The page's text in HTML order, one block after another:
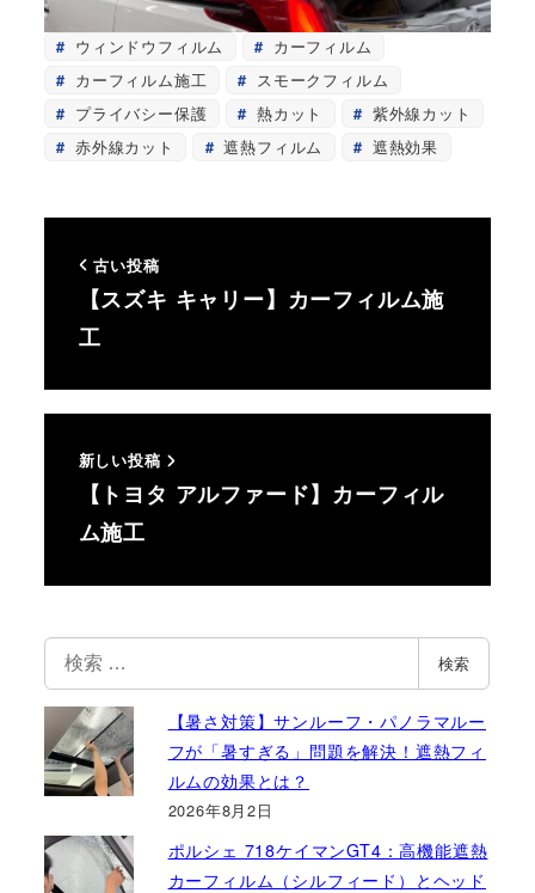
ウィンドウフィルム
カーフィルム
カーフィルム施工
スモークフィルム
プライバシー保護
熱カット
紫外線カット
赤外線カット
遮熱フィルム 遮熱効果
古い投稿
【スズキ キャリー】カーフィルム施
工
新しい投稿
【トヨタ アルファード】カーフィル
ム施工
索
検索
【暑さ対策】サンルーフ・パノラマルー
フが「暑すぎる」問題を解決！遮熱フィ
ルムの効果とは？
2026年8月2日
ポルシェ 718ケイマンGT4：高機能遮熱
カーフィルム（シルフィード）とヘッド